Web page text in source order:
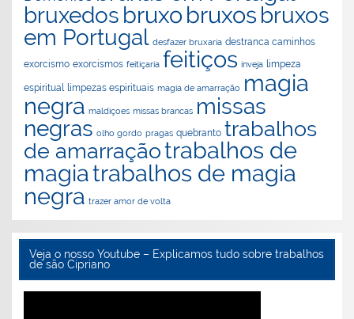
bruxedos bruxobruxos bruxos
em Portugal desfazer bruxaria destranca caminhos
exorcismo exorcismos feitiçaria feitiços inveja limpeza
espiritual limpezas espirituais magia de amarração magia
negra maldiçoes missas brancas missas
negras olho gordo pragas quebranto trabalhos
de amarraçãotrabalhos de
magiatrabalhos de magia
negra trazer amor de volta
Veja o nosso Youtube – Explicamos tudo sobre trabalhos
de são Cipriano